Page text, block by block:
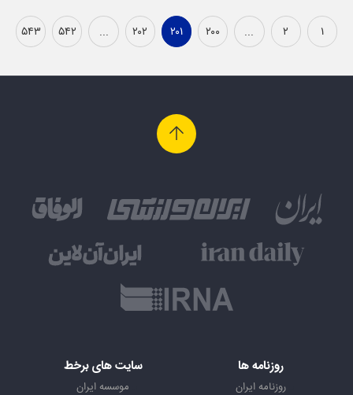
۱ ۲ ... ۲۰۰ ۲۰۱ ۲۰۲ ... ۵۴۲ ۵۴۳
روزنامه ها
روزنامه ایران
سایت های برخط
موسسه ایران